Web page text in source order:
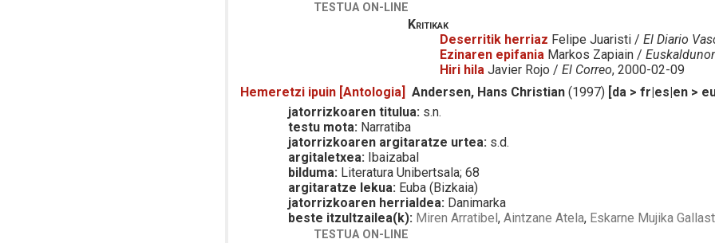
TESTUA ON-LINE
Kritikak
Deserritik herriaz Felipe Juaristi /El Diario
Ezinaren epifania Markos Zapiain /
Hiri hila Javier Rojo /El Correo, 2000-02-09
Hemeretzi ipuin [Antologia]
Andersen, Hans Christian (1997) [da > fr|es|en >
jatorrizkoaren titulua: s.n.
testu mota: Narratiba
jatorrizkoaren argitaratze urtea: s.d.
argitaletxea: Ibaizabal
bilduma: Literatura Unibertsala; 68
argitaratze lekua: Euba (Bizkaia)
jatorrizkoaren herrialdea: Danimarka
beste itzultzailea(k): Miren Arratibel,Aintzane Atela, Eskarne Mujika
TESTUA ON-LINE